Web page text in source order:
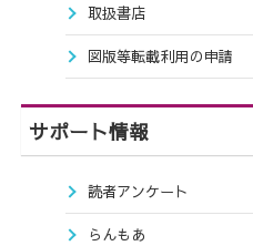
取扱書店
図版等転載利用の申請
サポート情報
読者アンケート
らんもあ